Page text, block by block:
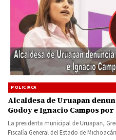
POLICIACA
Alcaldesa de Uruapan
Godoy e Ignacio Campos
La presidenta municipal de Uruapan,
Fiscalía General del Estado de